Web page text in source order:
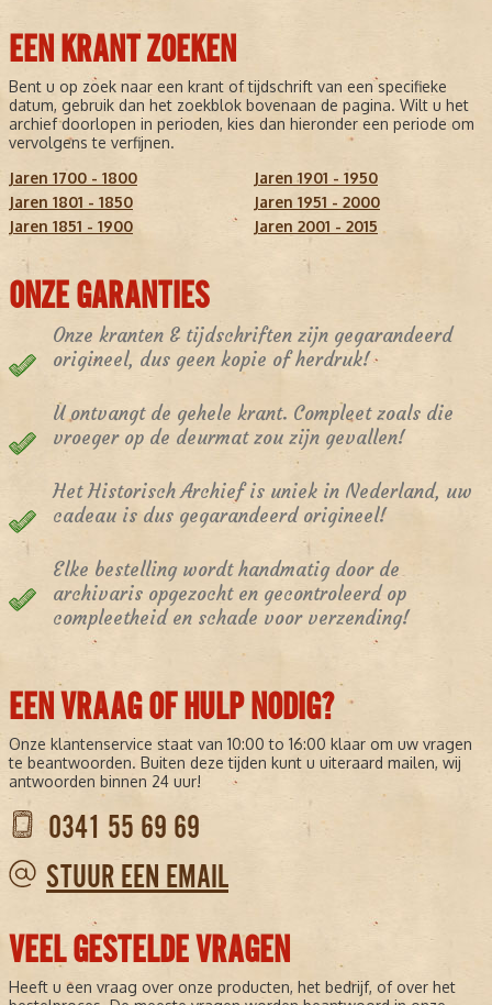
EEN KRANT ZOEKEN
Bent u op zoek naar een krant of tijdschrift van een specifieke
datum, gebruik dan het zoekblok bovenaan de pagina. Wilt u het
archief doorlopen in perioden, kies dan hieronder een periode om
vervolgens te verfijnen.
Jaren 1700 - 1800
Jaren 1801 - 1850
Jaren 1851 - 1900
Jaren 1901 - 1950
Jaren 1951 - 2000
Jaren 2001 - 2015
ONZE GARANTIES
Onze kranten & tijdschriften zijn gegarandeerd
origineel, dus geen kopie of herdruk!
U ontvangt de gehele krant. Compleet zoals die
vroeger op de deurmat zou zijn gevallen!
Het Historisch Archief is uniek in Nederland, uw
cadeau is dus gegarandeerd origineel!
Elke bestelling wordt handmatig door de
archivaris opgezocht en gecontroleerd op
compleetheid en schade voor verzending!
EEN VRAAG OF HULP NODIG?
Onze klantenservice staat van 10:00 to 16:00 klaar om uw vragen
te beantwoorden. Buiten deze tijden kunt u uiteraard mailen, wij
antwoorden binnen 24 uur!
0341 55 69 69
STUUR EEN EMAIL
VEEL GESTELDE VRAGEN
Heeft u een vraag over onze producten, het bedrijf, of over het